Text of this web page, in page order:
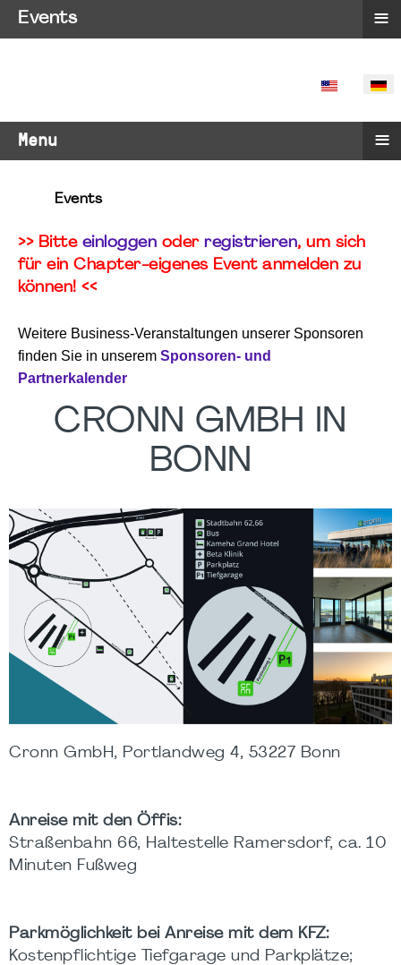
SPRACHE
Menu ≡
Events
>> Bitte einloggen oder registrieren, um sich
für ein Chapter-eigenes Event anmelden zu
können! <<
Weitere Business-Veranstaltungen unserer Sponsoren
finden Sie in unserem Sponsoren- und
Partnerkalender
CRONN GMBH IN
BONN
Cronn GmbH, Portlandweg 4, 53227 Bonn
Anreise mit den Öffis:
Straßenbahn 66, Haltestelle Ramersdorf, ca. 10
Minuten Fußweg
Parkmöglichkeit bei Anreise mit dem KFZ:
Kostenpflichtige Tiefgarage und Parkplätze;
Events ≡